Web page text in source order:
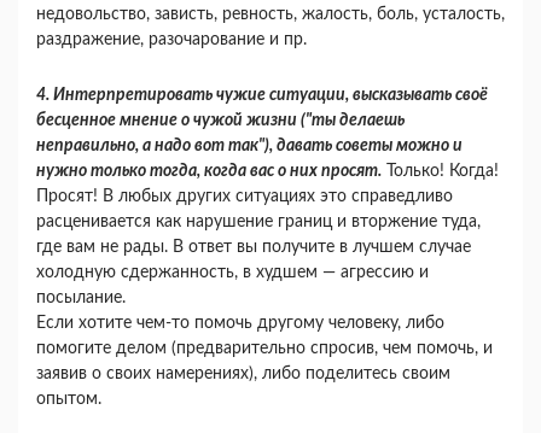
недовольство, зависть, ревность, жалость, боль, усталость,
раздражение, разочарование и пр.
4. Интерпретировать чужие ситуации, высказывать своё
бесценное мнение о чужой жизни ("ты делаешь
неправильно, а надо вот так"), давать советы можно и
нужно только тогда, когда вас о них просят. Только! Когда!
Просят! В любых других ситуациях это справедливо
расценивается как нарушение границ и вторжение туда,
где вам не рады. В ответ вы получите в лучшем случае
холодную сдержанность, в худшем — агрессию и
посылание.
Если хотите чем-то помочь другому человеку, либо
помогите делом (предварительно спросив, чем помочь, и
заявив о своих намерениях), либо поделитесь своим
опытом.